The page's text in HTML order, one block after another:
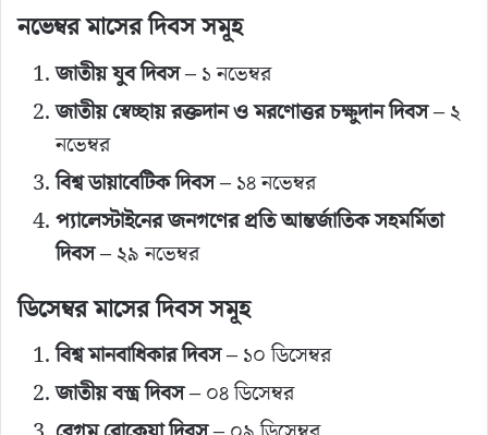
নভেম্বর মাসের দিবস সমূহ
জাতীয় যুব দিবস– ১ নভেম্বর
জাতীয় স্বেচ্ছায় রক্তদান ও মরণোত্তর চক্ষুদান দিবস– ২
নভেম্বর
বিশ্ব ডায়াবেটিক দিবস– ১৪ নভেম্বর
প্যালেস্টাইনের জনগণের প্রতি আন্তর্জাতিক সহমর্মিতা
দিবস– ২৯ নভেম্বর
ডিসেম্বর মাসের দিবস সমূহ
বিশ্ব মানবাধিকার দিবস– ১০ ডিসেম্বর
জাতীয় বস্ত্র দিবস– ০৪ ডিসেম্বর